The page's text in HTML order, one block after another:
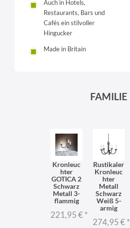
Auch in Hotels,
Restaurants, Bars und
Cafés ein stilvoller
Hingucker
Made in Britain
FAMILIE
Kronleuc
hter
GOTICA 2
Schwarz
Metall 3-
flammig
221,95 €*
Rustikaler
Kronleuc
hter
Metall
Schwarz
Weiß 5-
armig
274,95 €*